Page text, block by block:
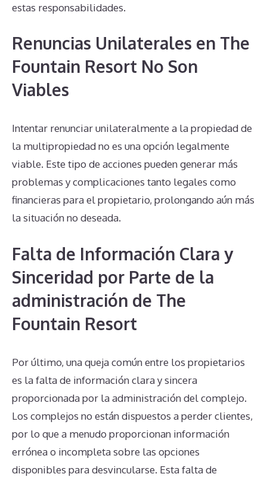
estas responsabilidades.
Renuncias Unilaterales en The
Fountain Resort No Son
Viables
Intentar renunciar unilateralmente a la propiedad de
la multipropiedad no es una opción legalmente
viable. Este tipo de acciones pueden generar más
problemas y complicaciones tanto legales como
financieras para el propietario, prolongando aún más
la situación no deseada.
Falta de Información Clara y
Sinceridad por Parte de la
administración de The
Fountain Resort
Por último, una queja común entre los propietarios
es la falta de información clara y sincera
proporcionada por la administración del complejo.
Los complejos no están dispuestos a perder clientes,
por lo que a menudo proporcionan información
errónea o incompleta sobre las opciones
disponibles para desvincularse. Esta falta de